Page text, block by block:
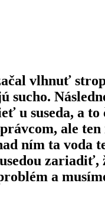
vlhnuť
u suseda, a
ale ten
ním ta voda
a